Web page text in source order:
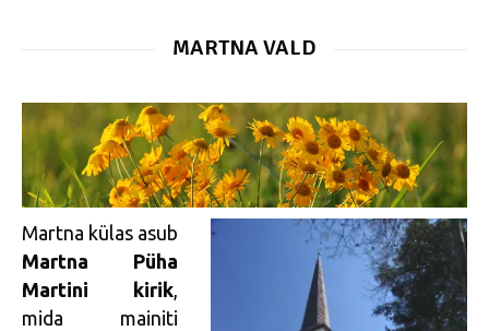
MARTNA VALD
Martna külas asub
Martna Püha
Martini kirik,
mida mainiti